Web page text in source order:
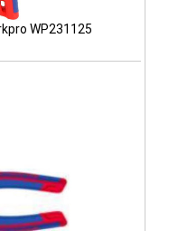
WP231125